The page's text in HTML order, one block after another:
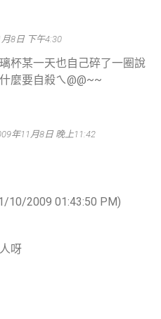
8日 下午4:30
杯某一天也自己碎了一圈說
麼要自殺ㄟ@@~~
年11月8日 晚上11:42
10/2009 01:43:50 PM)
呀